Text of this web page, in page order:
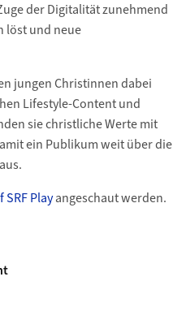
der Digitalität zunehmend
löst und neue
jungen Christinnen dabei
Lifestyle-Content und
sie christliche Werte mit
ein Publikum weit über die
SRF Playangeschaut werden.